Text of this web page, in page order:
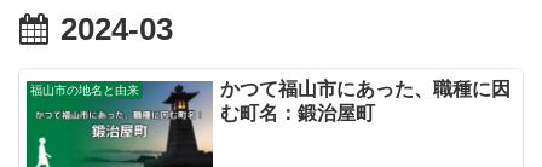
2024-03
福山市の地名と由来
かつて福山市にあった、職種に因
む町名：鍛治屋町